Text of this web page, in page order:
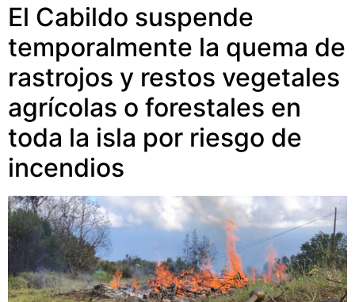
El Cabildo suspende
temporalmente la quema de
rastrojos y restos vegetales
agrícolas o forestales en
toda la isla por riesgo de
incendios